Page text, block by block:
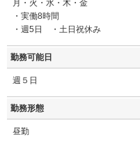
月・火・水・木・金
・実働8時間
・週5日 ・土日祝休み
勤務可能日
週５日
勤務形態
昼勤